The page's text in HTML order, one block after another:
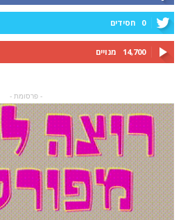
0 חסידים
14,700 מנויים
- פרסומת -